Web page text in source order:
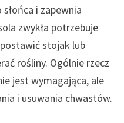
i zapewnia
zwykła potrzebuje
stojak lub
rośliny. Ogólnie rzecz
jest wymagająca, ale
i usuwania chwastów.